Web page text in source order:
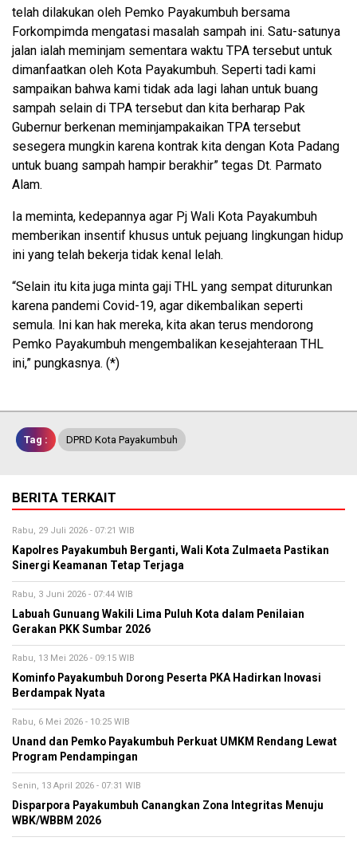
telah dilakukan oleh Pemko Payakumbuh bersama
Forkompimda mengatasi masalah sampah ini. Satu-satunya
jalan ialah meminjam sementara waktu TPA tersebut untuk
dimanfaatkan oleh Kota Payakumbuh. Seperti tadi kami
sampaikan bahwa kami tidak ada lagi lahan untuk buang
sampah selain di TPA tersebut dan kita berharap Pak
Gubernur berkenan meminjampakaikan TPA tersebut
sesegera mungkin karena kontrak kita dengan Kota Padang
untuk buang sampah hampir berakhir” tegas Dt. Parmato
Alam.
Ia meminta, kedepannya agar Pj Wali Kota Payakumbuh
memberikan insentif khusus untuk pejuang lingkungan hidup
ini yang telah bekerja tidak kenal lelah.
“Selain itu kita juga minta gaji THL yang sempat diturunkan
karena pandemi Covid-19, agar dikembalikan seperti
semula. Ini kan hak mereka, kita akan terus mendorong
Pemko Payakumbuh mengembalikan kesejahteraan THL
ini,” pungkasnya. (*)
Tag : DPRD Kota Payakumbuh
BERITA TERKAIT
Rabu, 29 Juli 2026 - 07:21 WIB
Kapolres Payakumbuh Berganti, Wali Kota Zulmaeta Pastikan
Sinergi Keamanan Tetap Terjaga
Rabu, 3 Juni 2026 - 07:44 WIB
Labuah Gunuang Wakili Lima Puluh Kota dalam Penilaian
Gerakan PKK Sumbar 2026
Rabu, 13 Mei 2026 - 09:15 WIB
Kominfo Payakumbuh Dorong Peserta PKA Hadirkan Inovasi
Berdampak Nyata
Rabu, 6 Mei 2026 - 10:25 WIB
Unand dan Pemko Payakumbuh Perkuat UMKM Rendang Lewat
Program Pendampingan
Senin, 13 April 2026 - 07:31 WIB
Disparpora Payakumbuh Canangkan Zona Integritas Menuju
WBK/WBBM 2026